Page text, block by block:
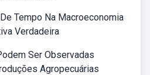
Tempo Na Macroeconomia
Verdadeira
Ser Observadas
Agropecuárias